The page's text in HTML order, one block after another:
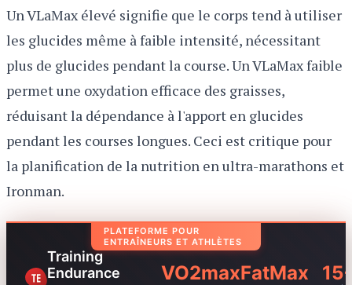
Un VLaMax élevé signifie que le corps tend à utiliser
les glucides même à faible intensité, nécessitant
plus de glucides pendant la course. Un VLaMax faible
permet une oxydation efficace des graisses,
réduisant la dépendance à l'apport en glucides
pendant les courses longues. Ceci est critique pour
la planification de la nutrition en ultra-marathons et
Ironman.
PLATEFORME POUR
ENTRAÎNEURS ET ATHLÈTES
Training
Endurance
VO2maxFatMax